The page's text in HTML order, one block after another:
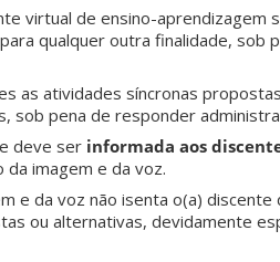
virtual de ensino-aprendizagem
qualquer outra finalidade, sob
as atividades síncronas
sob pena de responder
deve ser informada aos
imagem e da voz.
e da voz não isenta o(a) discente
ou alternativas, devidamente